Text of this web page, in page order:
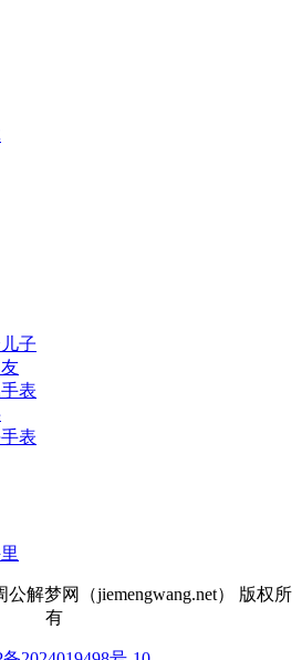
子
表
表
公解梦网（jiemengwang.net） 版权所
有